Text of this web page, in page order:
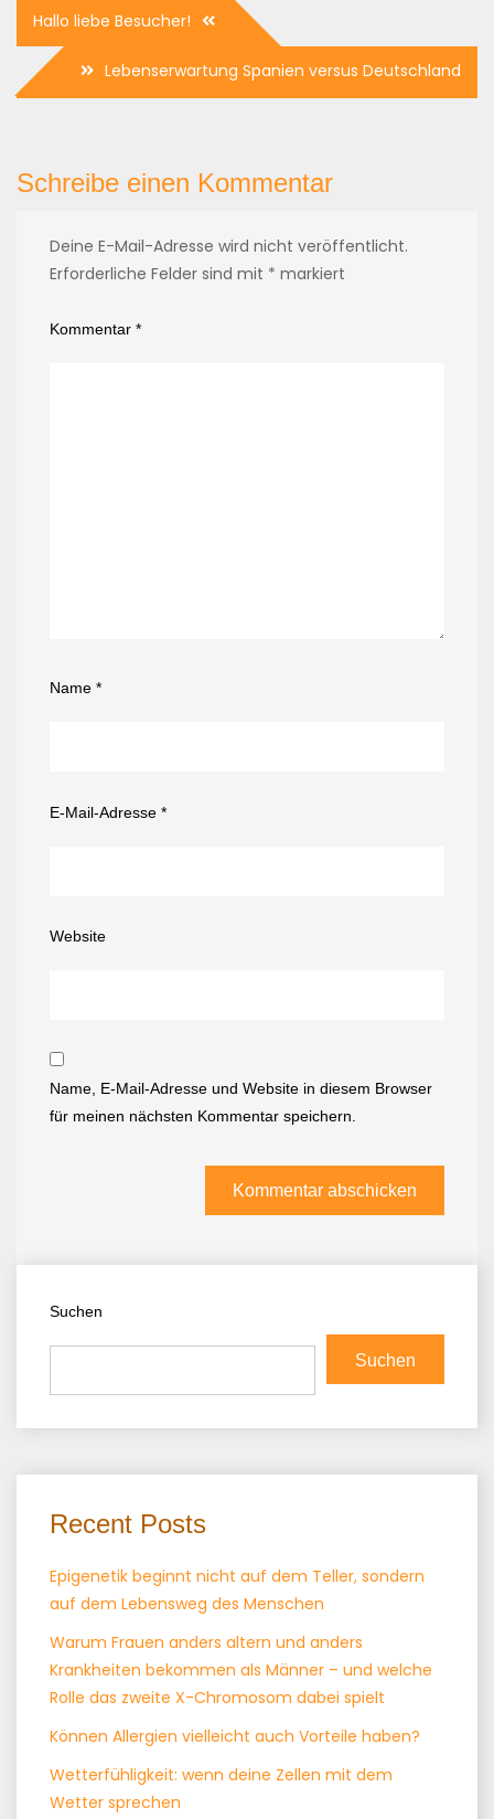
Beitragsnavigation
Hallo liebe Besucher!
Lebenserwartung Spanien versus Deutschland
Schreibe einen Kommentar
Deine E-Mail-Adresse wird nicht veröffentlicht.
Erforderliche Felder sind mit * markiert
Kommentar *
Name *
E-Mail-Adresse *
Website
Name, E-Mail-Adresse und Website in diesem Browser
für meinen nächsten Kommentar speichern.
Suchen
Suchen
Recent Posts
Epigenetik beginnt nicht auf dem Teller, sondern
auf dem Lebensweg des Menschen
Warum Frauen anders altern und anders
Krankheiten bekommen als Männer – und welche
Rolle das zweite X-Chromosom dabei spielt
Können Allergien vielleicht auch Vorteile haben?
Wetterfühligkeit: wenn deine Zellen mit dem
Wetter sprechen